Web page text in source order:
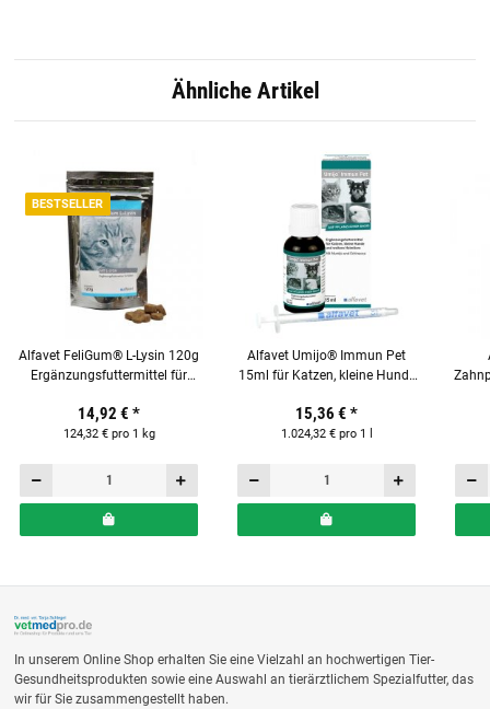
Ähnliche Artikel
BESTSELLER
Alfavet FeliGum® L-Lysin 120g
Ergänzungsfuttermittel für
14,92 € *
124,32 € pro 1 kg
Alfavet Umijo® Immun Pet
15ml für Katzen, kleine Hunde
15,36 € *
1.024,32 € pro 1 l
In unserem Online Shop erhalten Sie eine Vielzahl an hochwertigen Tier-
Gesundheitsprodukten sowie eine Auswahl an tierärztlichem Spezialfutter, das
wir für Sie zusammengestellt haben.